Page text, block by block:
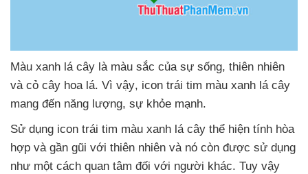
Màu xanh lá cây là màu sắc của sự sống, thiên nhiên
và cỏ cây hoa lá. Vì vậy, icon trái tim màu xanh lá cây
mang đến năng lượng, sự khỏe mạnh.
Sử dụng icon trái tim màu xanh lá cây thể hiện tính hòa
hợp và gần gũi với thiên nhiên và nó còn được sử dụng
như một cách quan tâm đối với người khác. Tuy vậy